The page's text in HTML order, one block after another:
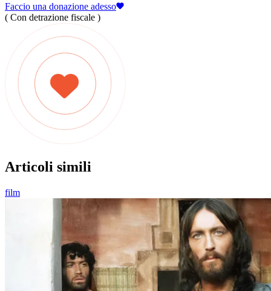
Faccio una donazione adesso
( Con detrazione fiscale )
Articoli simili
film